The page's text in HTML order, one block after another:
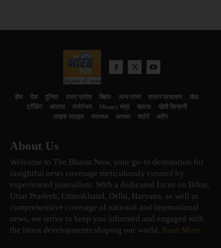
होम देश दुनिया उत्तर प्रदेश बिहार अन्य राज्य शासन प्रशासन
खेल
ट्रेंडिंग
अपराध मनोरंजन Money मंत्र बतरस
खेती किसानी
लाइफ स्टाइल
स्वास्थ्य आस्था चटोरे ब्लॉग
About Us
Welcome to The Bharat Now, your go-to destination for
insightful news coverage meticulously curated by
experienced journalists. With a dedicated focus on Bihar,
Uttar Pradesh, Uttarakhand, Delhi, Haryana, as well as
comprehensive coverage of national and international
news, we strive to keep you informed and engaged with
the latest developments shaping our world. Read More